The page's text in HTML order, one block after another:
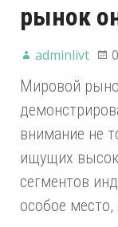
рынок
adminlivt
Мировой
внимание не
ищущих
сегментов
особое место,